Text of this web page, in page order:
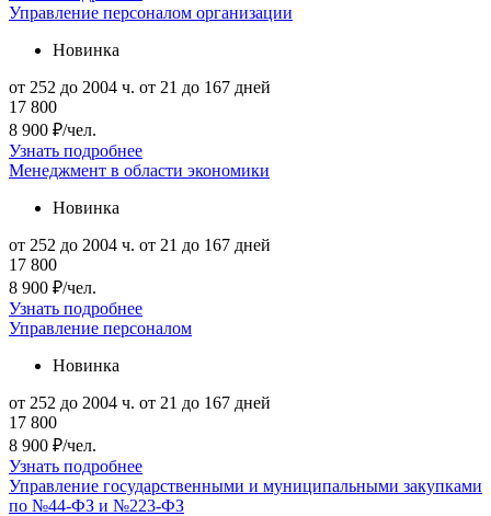
Управление персоналом организации
Новинка
от 252 до 2004 ч. от 21 до 167 дней
17 800
8 900 ₽/чел.
Узнать подробнее
Менеджмент в области экономики
Новинка
от 252 до 2004 ч. от 21 до 167 дней
17 800
8 900 ₽/чел.
Узнать подробнее
Управление персоналом
Новинка
от 252 до 2004 ч. от 21 до 167 дней
17 800
8 900 ₽/чел.
Узнать подробнее
Управление государственными и муниципальными закупками
по №44-ФЗ и №223-ФЗ